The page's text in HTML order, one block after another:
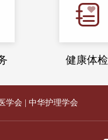
健康体检
学会 中华护理学会